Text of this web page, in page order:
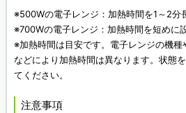
※500Wの電子レンジ：加熱時間を1～2分
※700Wの電子レンジ：加熱時間を短めに設
※加熱時間は目安です。電子レンジの機
などにより加熱時間は異なります。状態
てください。
注意事項